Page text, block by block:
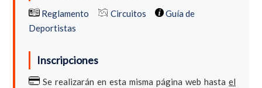
Reglamento Circuitos
Guía de
Deportistas
Inscripciones
Se realizarán en esta misma página web hastael